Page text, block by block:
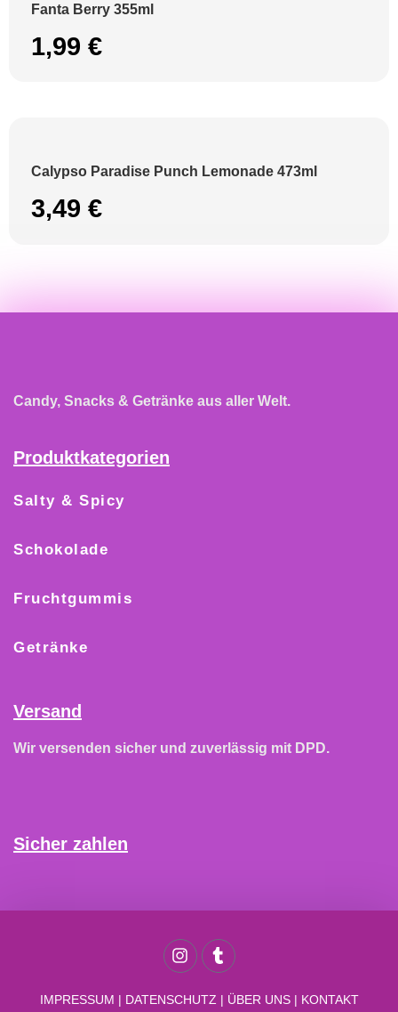
Fanta Berry 355ml
1,99 €
Calypso Paradise Punch Lemonade 473ml
3,49 €
Candy, Snacks & Getränke aus aller Welt.
Produktkategorien
Salty & Spicy
Schokolade
Fruchtgummis
Getränke
Versand
Wir versenden sicher und zuverlässig mit DPD.
Sicher zahlen
IMPRESSUM | DATENSCHUTZ | ÜBER UNS| KONTAKT